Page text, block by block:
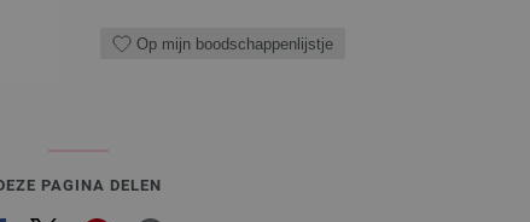
Op mijn boodschappenlijstje
PAGINA DELEN